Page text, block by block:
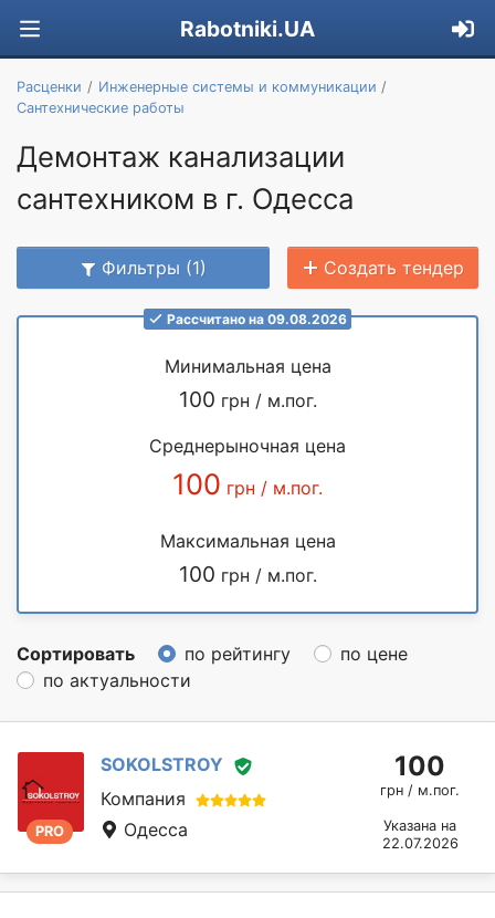
Rabotniki.UA
Расценки
Инженерные системы и коммуникации
Сантехнические работы
Демонтаж канализации
сантехником в г. Одесса
Фильтры (1) Создать тендер
Рассчитано на 09.08.2026
Минимальная цена
100 грн / м.пог.
Среднерыночная цена
100 грн / м.пог.
Максимальная цена
100 грн / м.пог.
Сортировать по рейтингу
по цене
по актуальности
PRO
SOKOLSTROY
Компания
Одесса
100
грн / м.пог.
Указана на
22.07.2026